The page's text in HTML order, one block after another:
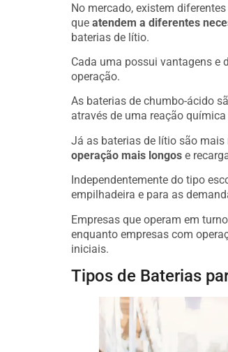
No mercado, existem
que atendem a diferentes
baterias de lítio.
Cada uma possui vantagens e
operação.
As baterias de chumbo-ácido
através de uma reação
Já as baterias de lítio são mais
operação mais longos e
Independentemente do tipo
empilhadeira e para as
Empresas que operam em
enquanto empresas com
iniciais.
Tipos de Baterias